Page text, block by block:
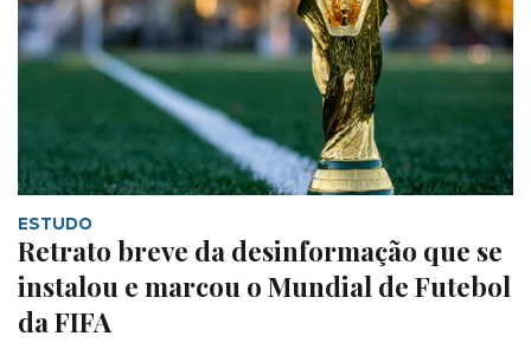
ESTUDO
Retrato breve da desinformação que se
instalou e marcou o Mundial de Futebol
da FIFA